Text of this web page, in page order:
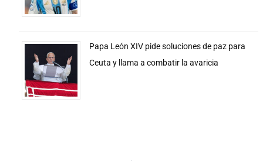
Papa León XIV pide soluciones de paz para
Ceuta y llama a combatir la avaricia